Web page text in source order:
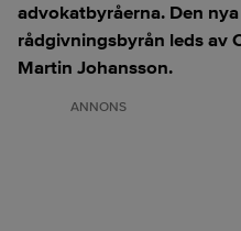
advokatbyråerna. Den
rådgivningsbyrån leds av
Martin Johansson.
ANNONS